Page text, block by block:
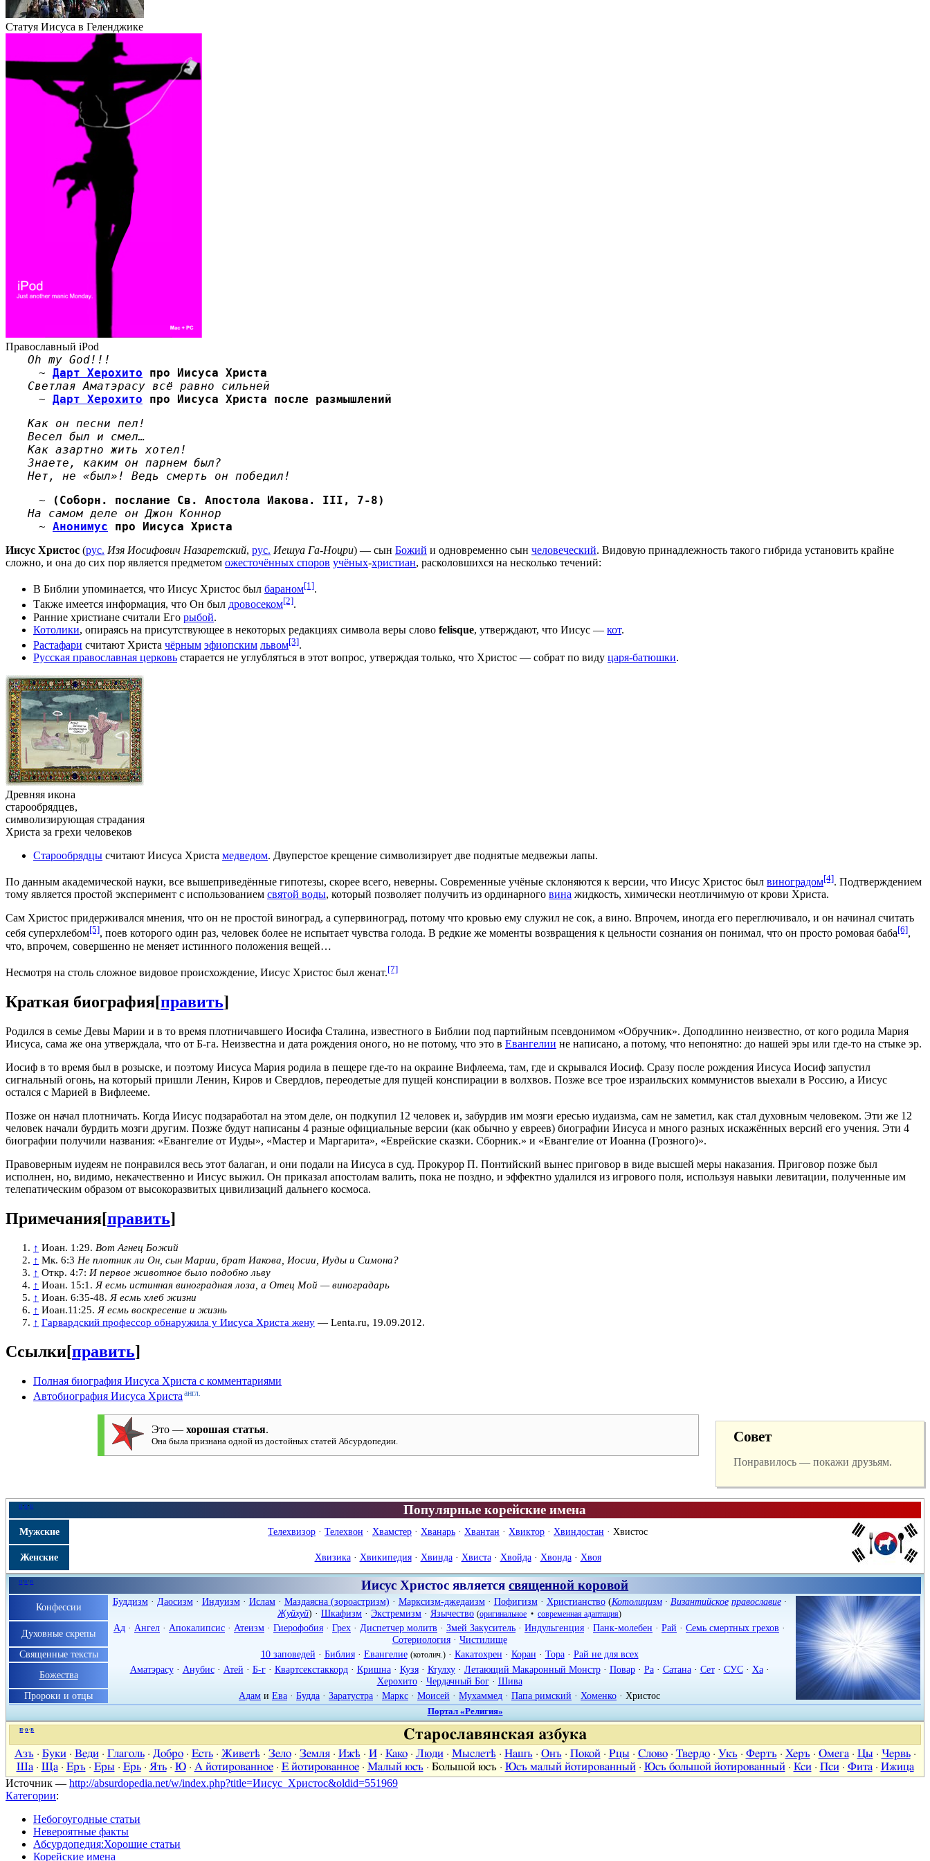
Статуя Иисуса в Геленджике
Православный iPod
Oh my God!!!
~ Дарт Херохито про Иисуса Христа
Светлая Аматэрасу всё равно сильней
~ Дарт Херохито про Иисуса Христа после размышлений
Как он песни пел!
Весел был и смел…
Как азартно жить хотел!
Знаете, каким он парнем был?
Нет, не «был»! Ведь смерть он победил!
~
(Соборн. послание Св. Апостола Иакова. III, 7-8)
На самом деле он Джон Коннор
~ Анонимус про Иисуса Христа
Иисус Христос (рус. Изя Иосифович Назаретский, рус. Иешуа Га-Ноцри) — сын Божий и одновременно сын человеческий. Видовую принадлежность такого гибрида установить крайне
сложно, и она до сих пор является предметом ожесточённых споров учёных-христиан, расколовшихся на несколько течений:
В Библии упоминается, что Иисус Христос был бараном[1].
Также имеется информация, что Он был дровосеком[2].
Ранние христиане считали Его рыбой.
Котолики, опираясь на присутствующее в некоторых редакциях символа веры слово felisque, утверждают, что Иисус — кот.
Растафари считают Христа чёрным эфиопским львом[3].
Русская православная церковь старается не углубляться в этот вопрос, утверждая только, что Христос — собрат по виду царя-батюшки.
Древняя икона
старообрядцев,
символизирующая страдания
Христа за грехи человеков
Старообрядцы считают Иисуса Христа медведом. Двуперстое крещение символизирует две поднятые медвежьи лапы.
По данным академической науки, все вышеприведённые гипотезы, скорее всего, неверны. Современные учёные склоняются к версии, что Иисус Христос был виноградом[4]. Подтверждением
тому является простой эксперимент с использованием святой воды, который позволяет получить из ординарного вина жидкость, химически неотличимую от крови Христа.
Сам Христос придерживался мнения, что он не простой виноград, а супервиноград, потому что кровью ему служил не сок, а вино. Впрочем, иногда его переглючивало, и он начинал считать
себя суперхлебом[5], поев которого один раз, человек более не испытает чувства голода. В редкие же моменты возвращения к цельности сознания он понимал, что он просто ромовая баба[6],
что, впрочем, совершенно не меняет истинного положения вещей…
Несмотря на столь сложное видовое происхождение, Иисус Христос был женат.[7]
Краткая биография[править]
Родился в семье Девы Марии и в то время плотничавшего Иосифа Сталина, известного в Библии под партийным псевдонимом «Обручник». Доподлинно неизвестно, от кого родила Мария
Иисуса, сама же она утверждала, что от Б-га. Неизвестна и дата рождения оного, но не потому, что это в Евангелии не написано, а потому, что непонятно: до нашей эры или где-то на стыке эр.
Иосиф в то время был в розыске, и поэтому Иисуса Мария родила в пещере где-то на окраине Вифлеема, там, где и скрывался Иосиф. Сразу после рождения Иисуса Иосиф запустил
сигнальный огонь, на который пришли Ленин, Киров и Свердлов, переодетые для пущей конспирации в волхвов. Позже все трое израильских коммунистов выехали в Россию, а Иисус
остался с Марией в Вифлееме.
Позже он начал плотничать. Когда Иисус подзаработал на этом деле, он подкупил 12 человек и, забурдив им мозги ересью иудаизма, сам не заметил, как стал духовным человеком. Эти же 12
человек начали бурдить мозги другим. Позже будут написаны 4 разные официальные версии (как обычно у евреев) биографии Иисуса и много разных искажённых версий его учения. Эти 4
биографии получили названия: «Евангелие от Иуды», «Мастер и Маргарита», «Еврейские сказки. Сборник.» и «Евангелие от Иоанна (Грозного)».
Правоверным иудеям не понравился весь этот балаган, и они подали на Иисуса в суд. Прокурор П. Понтийский вынес приговор в виде высшей меры наказания. Приговор позже был
исполнен, но, видимо, некачественно и Иисус выжил. Он приказал апостолам валить, пока не поздно, и эффектно удалился из игрового поля, используя навыки левитации, полученные им
телепатическим образом от высокоразвитых цивилизаций дальнего космоса.
Примечания[править]
↑ Иоан. 1:29. Вот Агнец Божий
↑ Мк. 6:3 Не плотник ли Он, сын Марии, брат Иакова, Иосии, Иуды и Симона?
↑ Откр. 4:7: И первое животное было подобно льву
↑ Иоан. 15:1.Я есмь истинная виноградная лоза, а Отец Мой — виноградарь
↑ Иоан. 6:35-48.Я есмь хлеб жизни
↑ Иоан.11:25.Я есмь воскресение и жизнь
↑ Гарвардский профессор обнаружила у Иисуса Христа жену — Lenta.ru, 19.09.2012.
Ссылки[править]
Полная биография Иисуса Христа с комментариями
Автобиография Иисуса Христаангл.
Совет
Понравилось — покажи друзьям.
Это — хорошая статья.
Она была признана одной из достойных статей Абсурдопедии.
п·о ·в Популярные корейские имена
Мужские Телехвизор · Телехвон · Хвамстер · Хванарь · Хвантан · Хвиктор · Хвиндостан · Хвистос
Женские Хвизика· Хвикипедия· Хвинда· Хвиста· Хвойда· Хвонда· Хвоя
п·о ·в Иисус Христос являетсясвященной коровой
Конфессии Буддизм· Даосизм· Индуизм· Ислам· Маздаясна (зороастризм) · Марксизм-джедаизм· Пофигизм· Христианство(Котолицизм· Византийское православие·
Жуйхуй) · Шкафизм · Экстремизм · Язычество (оригинальное • современная адаптация)
Духовные скрепы Ад · Ангел · Апокалипсис · Атеизм · Гиерофобия · Грех · Диспетчер молитв · Змей Закуситель · Индульгенция · Панк-молебен · Рай · Семь смертных грехов ·
Сотериология· Чистилище
Священные тексты
10 заповедей · Библия· Евангелие (котолич.)· Какатохрен · Коран · Тора· Рай не для всех
Божества
Аматэрасу· Анубис· Атей · Б-г· Квартсекстаккорд· Кришна· Кузя· Ктулху· Летающий Макаронный Монстр· Повар· Ра· Сатана· Сет· СУС· Ха·
Херохито· Чердачный Бог· Шива
Пророки и отцы
Адам и Ева · Будда · Заратустра · Маркс · Моисей · Мухаммед · Папа римский · Хоменко · Христос
Портал «Религия»
п·о·в Старославянская азбука
Азъ · Буки· Веди· Глаголь· Добро· Есть· Живетѣ· Зело· Земля· Ижѣ· И· Како· Люди· Мыслетѣ· Нашъ · Онъ · Покой· Рцы· Слово· Твердо· Укъ · Фертъ · Херъ · Омега · Цы· Червь·
Ша · Ща · Еръ · Еры· Ерь· Ять· Ю· А йотированное· Е йотированное· Малый юсъ · Большой юсъ · Юсъ малый йотированный· Юсъ большой йотированный· Кси· Пси· Фита · Ижица
Источник — http://absurdopedia.net/w/index.php?title=Иисус_Христос&oldid=551969
Категории:
Небогоугодные статьи
Невероятные факты
Абсурдопедия:Хорошие статьи
Корейские имена